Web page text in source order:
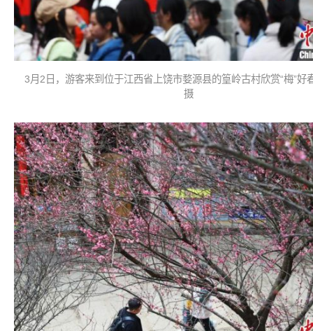
3月2日，游客来到位于江西省上饶市婺源县的篁岭古村欣赏“梅”
摄